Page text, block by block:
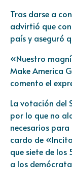
Tras darse a
advirtió que
país y aseguró
«Nuestro
Make America
comento el
La votación del
por lo que no
necesarios
cardo de
que siete de los
a los